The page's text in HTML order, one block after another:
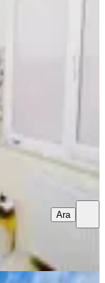
Ara